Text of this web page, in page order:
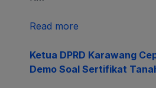
Read more
Ketua DPRD Karawang
Demo Soal Sertifikat